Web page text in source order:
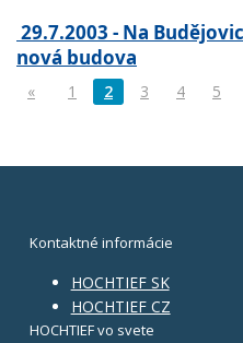
29.7.2003 - Na
nová budova
« 1 2 3 4 5
Kontaktné informácie
HOCHTIEF SK
HOCHTIEF CZ
HOCHTIEF vo svete